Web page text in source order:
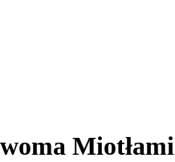
Miotłami